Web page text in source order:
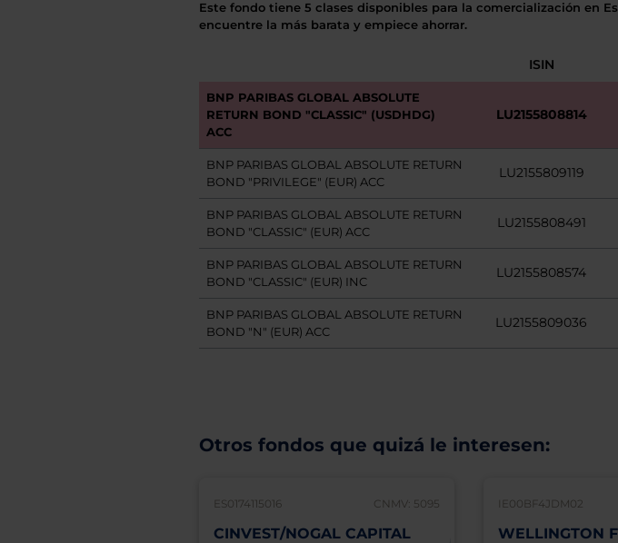
Este fondo tiene 5 clases disponibles para la comercialización en
encuentre la más barata y empiece ahorrar.
ISIN
BNP PARIBAS GLOBAL ABSOLUTE
RETURN BOND "CLASSIC" (USDHDG)
ACC
LU2155808814
BNP PARIBAS GLOBAL ABSOLUTE RETURN
BOND "PRIVILEGE" (EUR) ACC
LU2155809119
BNP PARIBAS GLOBAL ABSOLUTE RETURN
BOND "CLASSIC" (EUR) ACC
LU2155808491
BNP PARIBAS GLOBAL ABSOLUTE RETURN
BOND "CLASSIC" (EUR) INC
LU2155808574
BNP PARIBAS GLOBAL ABSOLUTE RETURN
BOND "N" (EUR) ACC
LU2155809036
Otros fondos que quizá le interesen:
ES0174115016 CNMV: 5095
CINVEST/NOGAL CAPITAL
IE00BF4JDM02
WELLINGTON